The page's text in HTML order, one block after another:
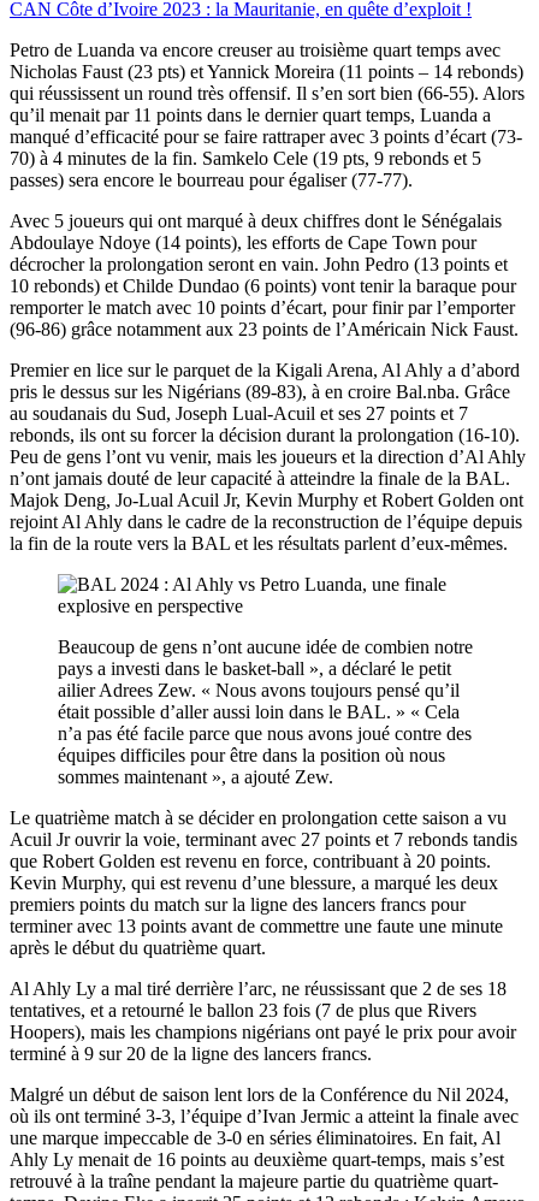
CAN Côte d’Ivoire 2023 : la Mauritanie, en quête d’exploit !
Petro de Luanda va encore creuser au troisième quart temps avec
Nicholas Faust (23 pts) et Yannick Moreira (11 points – 14 rebonds)
qui réussissent un round très offensif. Il s’en sort bien (66-55). Alors
qu’il menait par 11 points dans le dernier quart temps, Luanda a
manqué d’efficacité pour se faire rattraper avec 3 points d’écart (73-
70) à 4 minutes de la fin. Samkelo Cele (19 pts, 9 rebonds et 5
passes) sera encore le bourreau pour égaliser (77-77).
Avec 5 joueurs qui ont marqué à deux chiffres dont le Sénégalais
Abdoulaye Ndoye (14 points), les efforts de Cape Town pour
décrocher la prolongation seront en vain. John Pedro (13 points et
10 rebonds) et Childe Dundao (6 points) vont tenir la baraque pour
remporter le match avec 10 points d’écart, pour finir par l’emporter
(96-86) grâce notamment aux 23 points de l’Américain Nick Faust.
Premier en lice sur le parquet de la Kigali Arena, Al Ahly a d’abord
pris le dessus sur les Nigérians (89-83), à en croire Bal.nba. Grâce
au soudanais du Sud, Joseph Lual-Acuil et ses 27 points et 7
rebonds, ils ont su forcer la décision durant la prolongation (16-10).
Peu de gens l’ont vu venir, mais les joueurs et la direction d’Al Ahly
n’ont jamais douté de leur capacité à atteindre la finale de la BAL.
Majok Deng, Jo-Lual Acuil Jr, Kevin Murphy et Robert Golden ont
rejoint Al Ahly dans le cadre de la reconstruction de l’équipe depuis
la fin de la route vers la BAL et les résultats parlent d’eux-mêmes.
Beaucoup de gens n’ont aucune idée de combien notre
pays a investi dans le basket-ball », a déclaré le petit
ailier Adrees Zew. « Nous avons toujours pensé qu’il
était possible d’aller aussi loin dans le BAL. » « Cela
n’a pas été facile parce que nous avons joué contre des
équipes difficiles pour être dans la position où nous
sommes maintenant », a ajouté Zew.
Le quatrième match à se décider en prolongation cette saison a vu
Acuil Jr ouvrir la voie, terminant avec 27 points et 7 rebonds tandis
que Robert Golden est revenu en force, contribuant à 20 points.
Kevin Murphy, qui est revenu d’une blessure, a marqué les deux
premiers points du match sur la ligne des lancers francs pour
terminer avec 13 points avant de commettre une faute une minute
après le début du quatrième quart.
Al Ahly Ly a mal tiré derrière l’arc, ne réussissant que 2 de ses 18
tentatives, et a retourné le ballon 23 fois (7 de plus que Rivers
Hoopers), mais les champions nigérians ont payé le prix pour avoir
terminé à 9 sur 20 de la ligne des lancers francs.
Malgré un début de saison lent lors de la Conférence du Nil 2024,
où ils ont terminé 3-3, l’équipe d’Ivan Jermic a atteint la finale avec
une marque impeccable de 3-0 en séries éliminatoires. En fait, Al
Ahly Ly menait de 16 points au deuxième quart-temps, mais s’est
retrouvé à la traîne pendant la majeure partie du quatrième quart-